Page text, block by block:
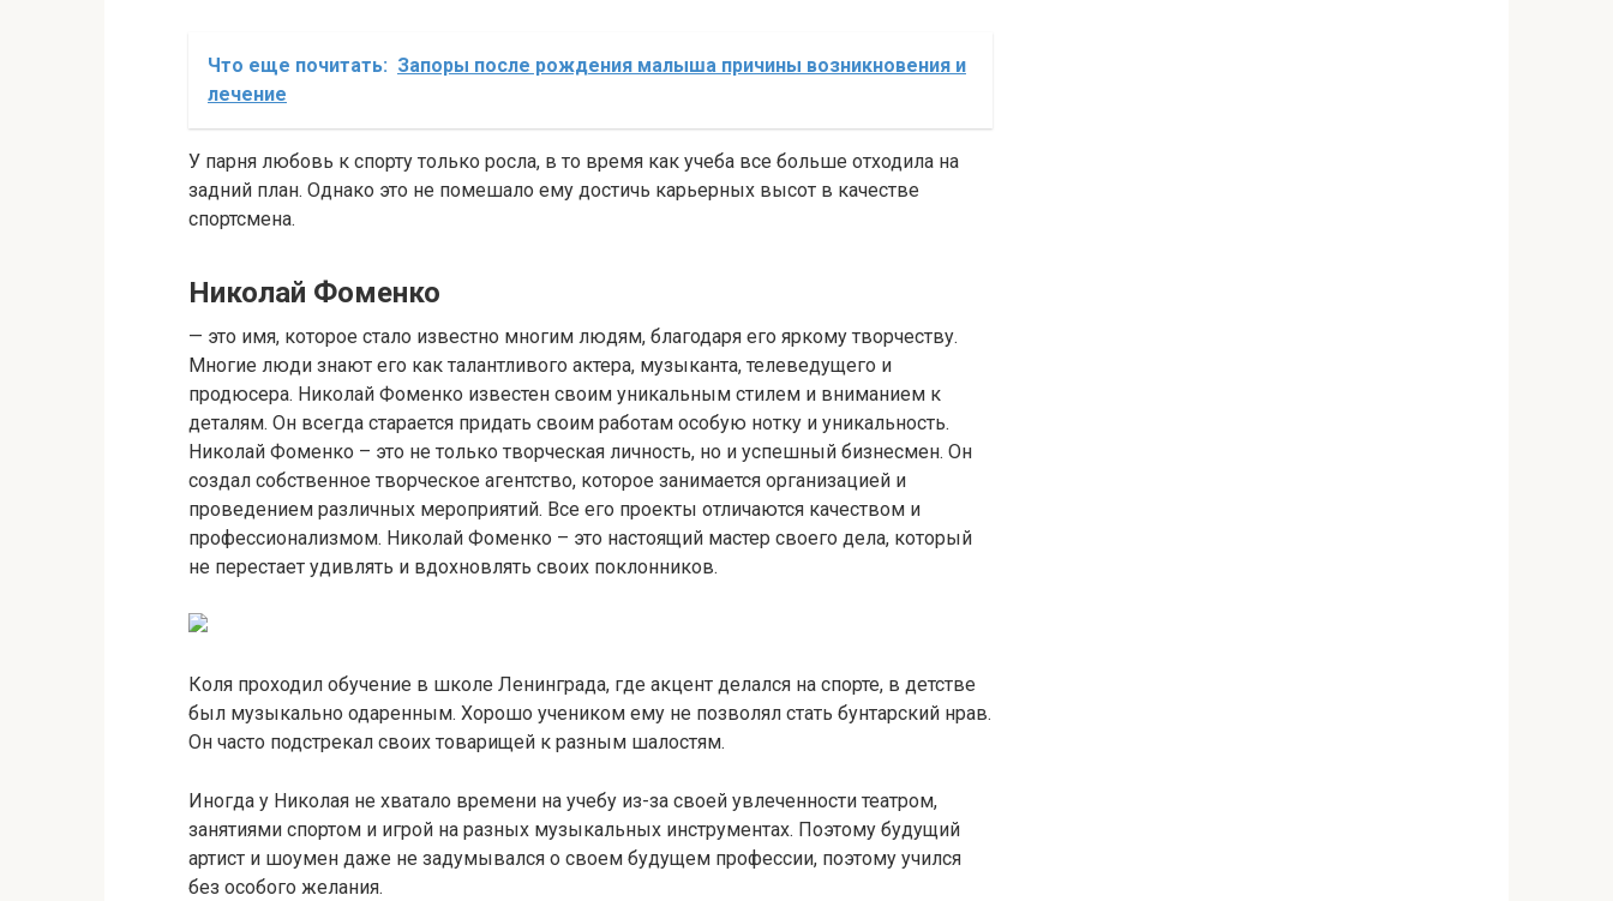
Что еще почитать: Запоры после рождения малыша причины возникновения и
лечение
У парня любовь к спорту только росла, в то время как учеба все больше отходила на
задний план. Однако это не помешало ему достичь карьерных высот в качестве
спортсмена.
Николай Фоменко
— это имя, которое стало известно многим людям, благодаря его яркому творчеству.
Многие люди знают его как талантливого актера, музыканта, телеведущего и
продюсера. Николай Фоменко известен своим уникальным стилем и вниманием к
деталям. Он всегда старается придать своим работам особую нотку и уникальность.
Николай Фоменко – это не только творческая личность, но и успешный бизнесмен. Он
создал собственное творческое агентство, которое занимается организацией и
проведением различных мероприятий. Все его проекты отличаются качеством и
профессионализмом. Николай Фоменко – это настоящий мастер своего дела, который
не перестает удивлять и вдохновлять своих поклонников.
Коля проходил обучение в школе Ленинграда, где акцент делался на спорте, в детстве
был музыкально одаренным. Хорошо учеником ему не позволял стать бунтарский нрав.
Он часто подстрекал своих товарищей к разным шалостям.
Иногда у Николая не хватало времени на учебу из-за своей увлеченности театром,
занятиями спортом и игрой на разных музыкальных инструментах. Поэтому будущий
артист и шоумен даже не задумывался о своем будущем профессии, поэтому учился
без особого желания.